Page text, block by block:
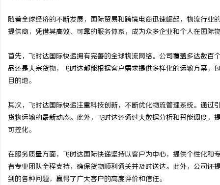
随着全球经济的不断发展，国际贸易和跨境电商迅速崛起，物流行
提供商，凭借其高效、可靠的服务体系，成为众多企业和个人在国际
首先，飞时达国际快递拥有完善的全球物流网络。公司覆盖多达数
品还是大宗货物，飞时达都能根据客户需求提供多样化的运输方案
目的地。
其次，飞时达国际快递注重科技创新，不断优化物流管理系统。通
货物运输的最新动态。此外，飞时达还通过大数据分析和智能调度
可控化。
在服务质量方面，飞时达国际快递坚持以客户为中心，提供个性化
有专业团队全程支持，确保货物顺利通关并及时送达。此外，公司
到的各种问题，赢得了广大客户的高度评价和信任。